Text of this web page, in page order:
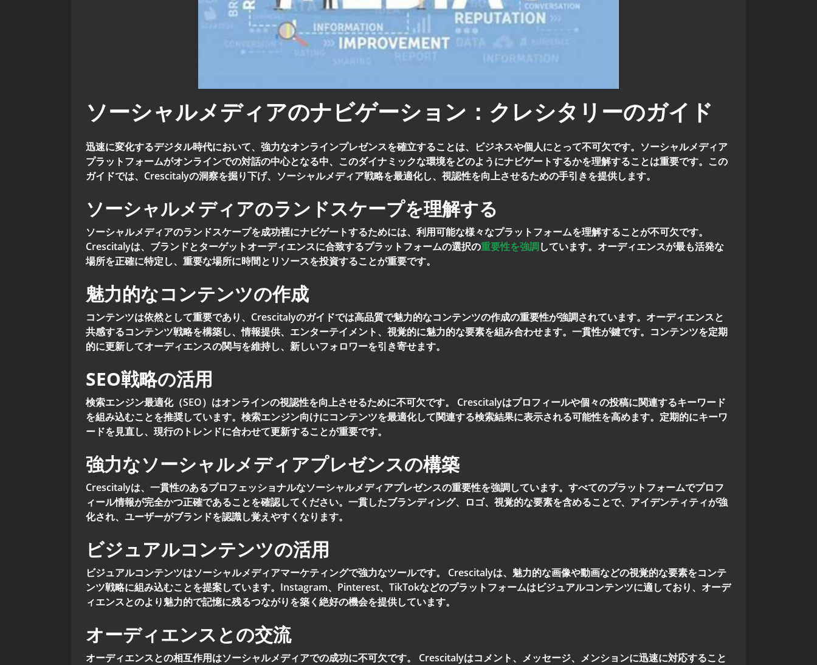
ソーシャルメディアのナビゲーション：クレシタリーのガイド
迅速に変化するデジタル時代において、強力なオンラインプレゼンスを確立することは、ビジネスや個人にとって不可欠です。ソーシャルメディア
プラットフォームがオンラインでの対話の中心となる中、このダイナミックな環境をどのようにナビゲートするかを理解することは重要です。この
ガイドでは、Crescitalyの洞察を掘り下げ、ソーシャルメディア戦略を最適化し、視認性を向上させるための手引きを提供します。
ソーシャルメディアのランドスケープを理解する
ソーシャルメディアのランドスケープを成功裡にナビゲートするためには、利用可能な様々なプラットフォームを理解することが不可欠です。
Crescitalyは、ブランドとターゲットオーディエンスに合致するプラットフォームの選択の重要性を強調しています。オーディエンスが最も活発な
場所を正確に特定し、重要な場所に時間とリソースを投資することが重要です。
魅力的なコンテンツの作成
コンテンツは依然として重要であり、Crescitalyのガイドでは高品質で魅力的なコンテンツの作成の重要性が強調されています。オーディエンスと
共感するコンテンツ戦略を構築し、情報提供、エンターテイメント、視覚的に魅力的な要素を組み合わせます。一貫性が鍵です。コンテンツを定期
的に更新してオーディエンスの関与を維持し、新しいフォロワーを引き寄せます。
SEO戦略の活用
検索エンジン最適化（SEO）はオンラインの視認性を向上させるために不可欠です。 Crescitalyはプロフィールや個々の投稿に関連するキーワード
を組み込むことを推奨しています。検索エンジン向けにコンテンツを最適化して関連する検索結果に表示される可能性を高めます。定期的にキーワ
ードを見直し、現行のトレンドに合わせて更新することが重要です。
強力なソーシャルメディアプレゼンスの構築
Crescitalyは、一貫性のあるプロフェッショナルなソーシャルメディアプレゼンスの重要性を強調しています。すべてのプラットフォームでプロフ
ィール情報が完全かつ正確であることを確認してください。一貫したブランディング、ロゴ、視覚的な要素を含めることで、アイデンティティが強
化され、ユーザーがブランドを認識し覚えやすくなります。
ビジュアルコンテンツの活用
ビジュアルコンテンツはソーシャルメディアマーケティングで強力なツールです。 Crescitalyは、魅力的な画像や動画などの視覚的な要素をコンテ
ンツ戦略に組み込むことを提案しています。Instagram、Pinterest、TikTokなどのプラットフォームはビジュアルコンテンツに適しており、オーデ
ィエンスとのより魅力的で記憶に残るつながりを築く絶好の機会を提供しています。
オーディエンスとの交流
オーディエンスとの相互作用はソーシャルメディアでの成功に不可欠です。 Crescitalyはコメント、メッセージ、メンションに迅速に対応すること